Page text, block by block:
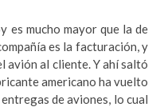
es mucho mayor que la de
es la facturación, y
avión al cliente. Y ahí saltó
americano ha vuelto
de aviones, lo cual